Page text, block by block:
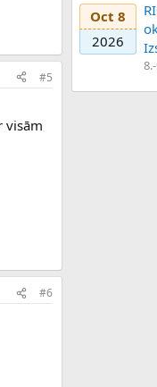
#5
visām
#6
Oct 8
2026